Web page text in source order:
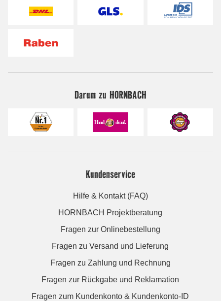
Darum zu HORNBACH
Kundenservice
Hilfe & Kontakt (FAQ)
HORNBACH Projektberatung
Fragen zur Onlinebestellung
Fragen zu Versand und Lieferung
Fragen zu Zahlung und Rechnung
Fragen zur Rückgabe und Reklamation
Fragen zum Kundenkonto & Kundenkonto-ID